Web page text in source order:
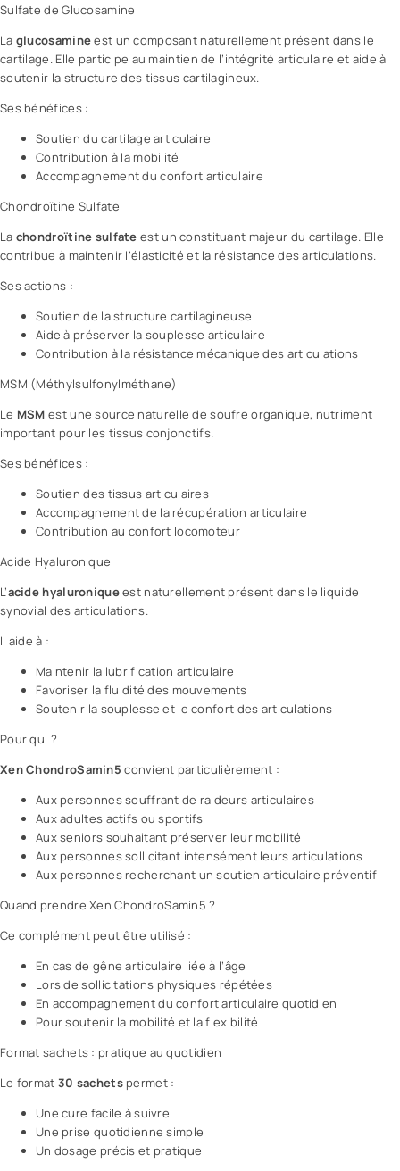
Sulfate de Glucosamine
La glucosamineest un composant naturellement présent dans le
cartilage. Elle participe au maintien de l’intégrité articulaire et aide à
soutenir la structure des tissus cartilagineux.
Ses bénéfices :
Soutien du cartilage articulaire
Contribution à la mobilité
Accompagnement du confort articulaire
Chondroïtine Sulfate
La chondroïtine sulfate est un constituant majeur du cartilage. Elle
contribue à maintenir l’élasticité et la résistance des articulations.
Ses actions :
Soutien de la structure cartilagineuse
Aide à préserver la souplesse articulaire
Contribution à la résistance mécanique des articulations
MSM (Méthylsulfonylméthane)
Le MSM est une source naturelle de soufre organique, nutriment
important pour les tissus conjonctifs.
Ses bénéfices :
Soutien des tissus articulaires
Accompagnement de la récupération articulaire
Contribution au confort locomoteur
Acide Hyaluronique
L’acide hyaluroniqueest naturellement présent dans le liquide
synovial des articulations.
Il aide à :
Maintenir la lubrification articulaire
Favoriser la fluidité des mouvements
Soutenir la souplesse et le confort des articulations
Pour qui ?
Xen ChondroSamin5 convient particulièrement :
Aux personnes souffrant de raideurs articulaires
Aux adultes actifs ou sportifs
Aux seniors souhaitant préserver leur mobilité
Aux personnes sollicitant intensément leurs articulations
Aux personnes recherchant un soutien articulaire préventif
Quand prendre Xen ChondroSamin5 ?
Ce complément peut être utilisé :
En cas de gêne articulaire liée à l’âge
Lors de sollicitations physiques répétées
En accompagnement du confort articulaire quotidien
Pour soutenir la mobilité et la flexibilité
Format sachets : pratique au quotidien
Le format 30 sachetspermet :
Une cure facile à suivre
Une prise quotidienne simple
Un dosage précis et pratique